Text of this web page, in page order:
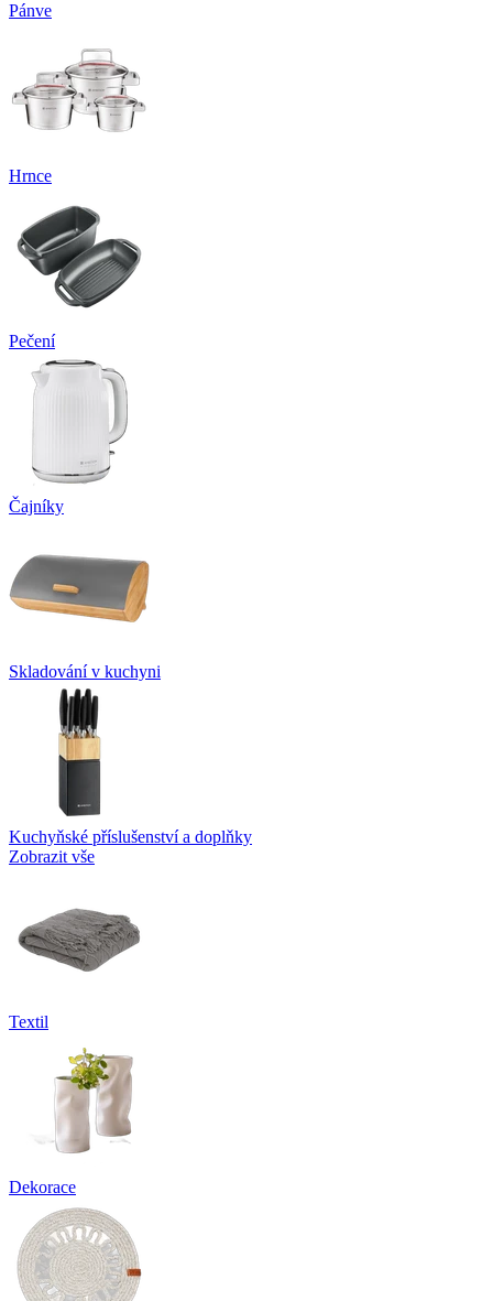
Pánve
Hrnce
Pečení
Čajníky
Skladování v kuchyni
Kuchyňské příslušenství a doplňky
Zobrazit vše
Textil
Dekorace